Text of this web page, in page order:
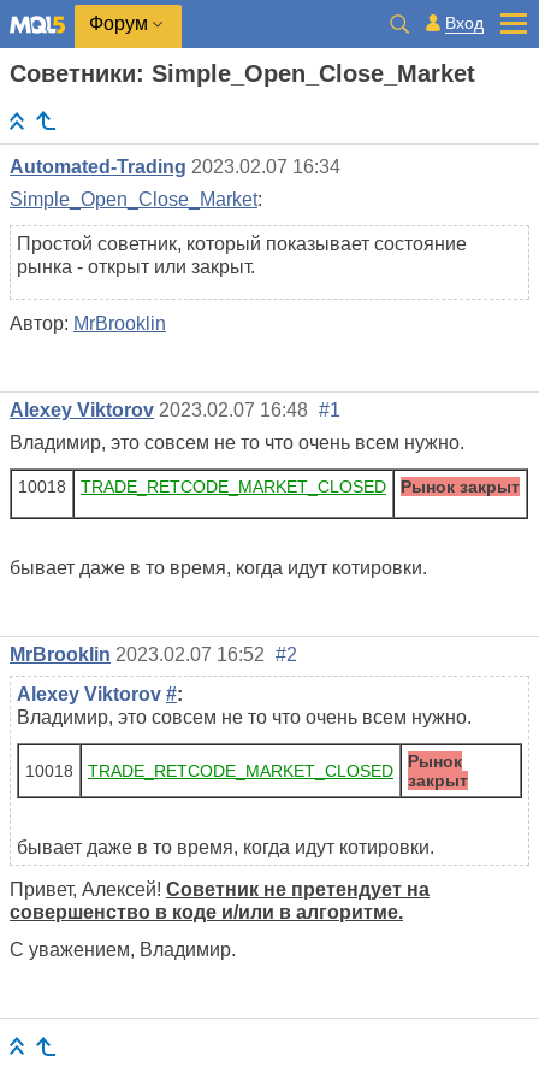
Форум Вход
Советники: Simple_Open_Close_Market
Automated-Trading 2023.02.07 16:34
Simple_Open_Close_Market:
Простой советник, который показывает состояние
рынка - открыт или закрыт.
Автор: MrBrooklin
Alexey Viktorov 2023.02.07 16:48 #1
Владимир, это совсем не то что очень всем нужно.
10018 TRADE_RETCODE_MARKET_CLOSED Рынок закрыт
бывает даже в то время, когда идут котировки.
MrBrooklin 2023.02.07 16:52 #2
Alexey Viktorov #:
Владимир, это совсем не то что очень всем нужно.
10018 TRADE_RETCODE_MARKET_CLOSED
Рынок
закрыт
бывает даже в то время, когда идут котировки.
Привет, Алексей! Советник не претендует на
совершенство в коде и/или в алгоритме.
С уважением, Владимир.